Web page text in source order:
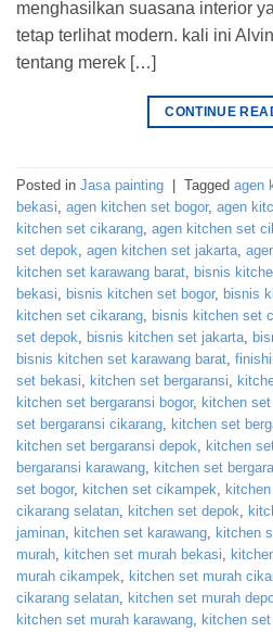
menghasilkan suasana interior
tetap terlihat modern. kali ini
tentang merek […]
CONTINUE
Posted in Jasa painting Tagged agen
bekasi, agen kitchen set bogor, agen
kitchen set cikarang, agen kitchen set
set depok, agen kitchen set jakarta,
kitchen set karawang barat, bisnis
bekasi, bisnis kitchen set bogor, bisnis
kitchen set cikarang, bisnis kitchen set
set depok, bisnis kitchen set jakarta,
bisnis kitchen set karawang barat,
set bekasi, kitchen set bergaransi,
kitchen set bergaransi bogor, kitchen
set bergaransi cikarang, kitchen set
kitchen set bergaransi depok, kitchen
bergaransi karawang, kitchen set
set bogor, kitchen set cikampek,
cikarang selatan, kitchen set depok,
jaminan, kitchen set karawang, kitchen
murah, kitchen set murah bekasi,
murah cikampek, kitchen set murah
cikarang selatan, kitchen set murah
kitchen set murah karawang, kitchen